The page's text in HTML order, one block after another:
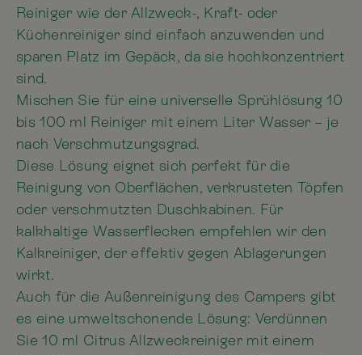
Reiniger wie der Allzweck-, Kraft- oder
Küchenreiniger sind einfach anzuwenden und
sparen Platz im Gepäck, da sie hochkonzentriert
sind.
Mischen Sie für eine universelle Sprühlösung 10
bis 100 ml Reiniger mit einem Liter Wasser – je
nach Verschmutzungsgrad.
Diese Lösung eignet sich perfekt für die
Reinigung von Oberflächen, verkrusteten Töpfen
oder verschmutzten Duschkabinen. Für
kalkhaltige Wasserflecken empfehlen wir den
Kalkreiniger, der effektiv gegen Ablagerungen
wirkt.
Auch für die Außenreinigung des Campers gibt
es eine umweltschonende Lösung: Verdünnen
Sie 10 ml Citrus Allzweckreiniger mit einem